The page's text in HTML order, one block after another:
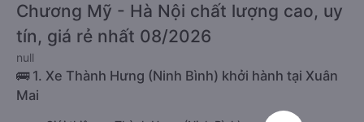
Chương Mỹ - Hà Nội chất lượng cao, uy
tín, giá rẻ nhất 08/2026
null
🚌 1. Xe Thành Hưng (Ninh Bình) khởi hành tại Xuân
Mai